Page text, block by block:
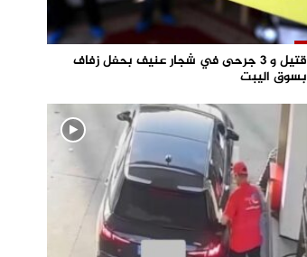
قتيل و 3 جرحى في شجار عنيف بحفل زفاف
بسوق اليبت